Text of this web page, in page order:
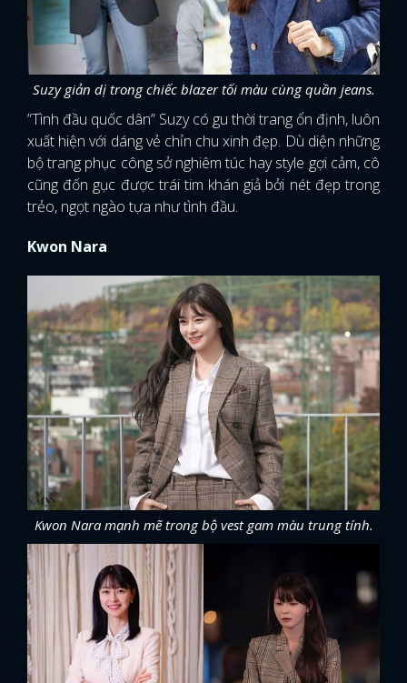
x
ĐĂNG NHẬP
Suzy giản dị trong chiếc blazer tối màu cùng quần jeans.
”Tình đầu quốc dân” Suzy có gu thời trang ổn định, luôn
xuất hiện với dáng vẻ chỉn chu xinh đẹp. Dù diện những
bộ trang phục công sở nghiêm túc hay style gợi cảm, cô
cũng đốn gục được trái tim khán giả bởi nét đẹp trong
trẻo, ngọt ngào tựa như tình đầu.
Kwon Nara
Kwon Nara mạnh mẽ trong bộ vest gam màu trung tính.